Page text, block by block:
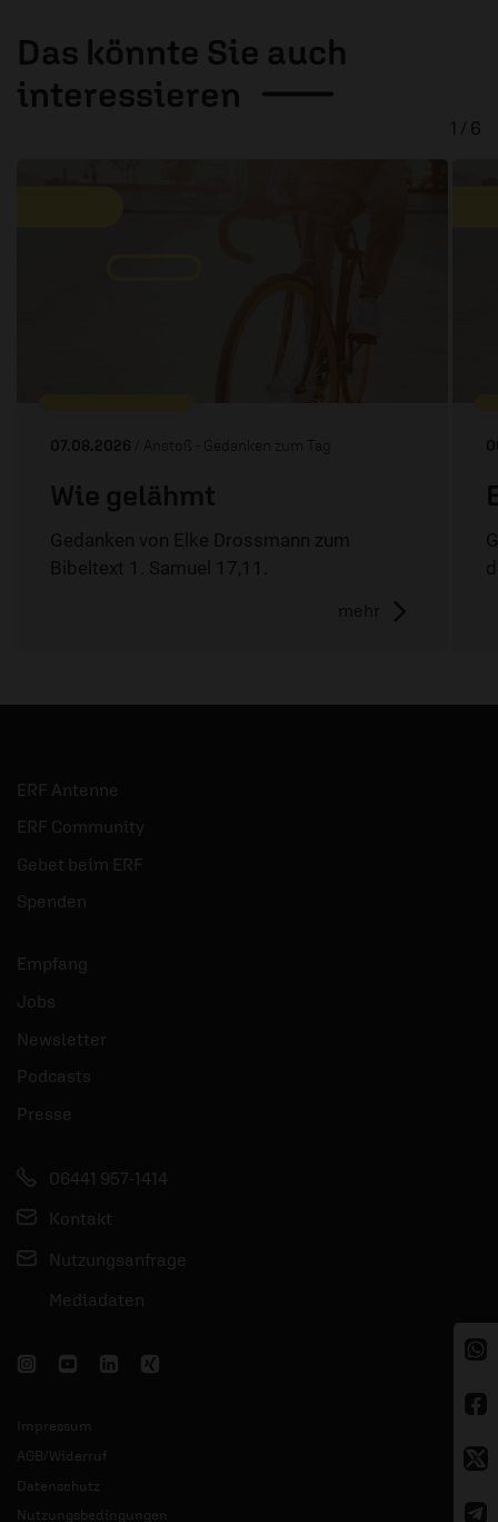
Das könnte Sie auch
interessieren
07.08.2026 / Anstoß - Gedanken zum Tag
Wie gelähmt
Gedanken von Elke Drossmann zum
Bibeltext 1. Samuel 17,11.
mehr
1 / 6
ERF Antenne
ERF Community
Gebet beim ERF
Spenden
Empfang
Jobs
Newsletter
Podcasts
Presse
06441 957-1414
Kontakt
Nutzungsanfrage
Mediadaten
Impressum
AGB/Widerruf
Datenschutz
Nutzungsbedingungen